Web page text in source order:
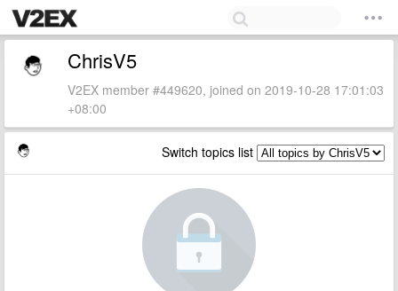
ChrisV5
V2EX member #449620, joined on 2019-10-28 17:01:03
+08:00
Switch topics list